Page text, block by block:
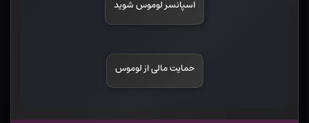
اسپانسر لوموس شوید
حمایت مالی از لوموس